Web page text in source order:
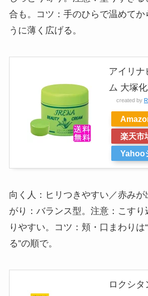
合も。コツ：手のひらで温めてか
うに薄く広げる。
アイリナ
ム 大塚
created by
楽天市
Yahoo
向く人：ヒリつきやすい／赤みが
がり：バランス型。注意：こすり
りやすい。コツ：頬・口まわり
る”の順で。
ロクシタ